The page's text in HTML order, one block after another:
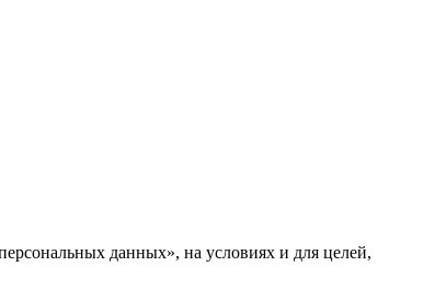
данных», на условиях и для целей,